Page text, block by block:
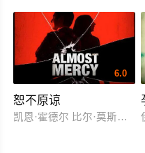
6.0
恕不原谅
凯恩·霍德尔 比尔·莫斯利